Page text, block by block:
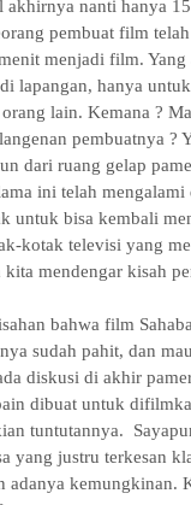
akhirnya nanti hanya
pembuat film
menjadi film.
lapangan, hanya
lain. Kemana ?
pembuatnya ?
dari ruang gelap
ini telah
untuk bisa kembali
kotak televisi yang
kita mendengar kisah
bahwa film
sudah pahit, dan
diskusi di akhir
dibuat untuk
tuntutannya.
yang justru terkesan
adanya kemungkinan.